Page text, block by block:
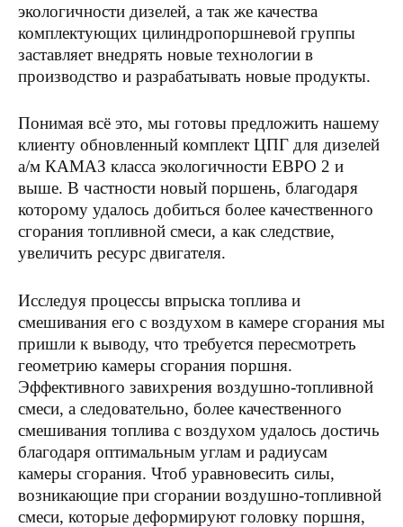
экологичности дизелей, а так же качества
комплектующих цилиндропоршневой группы
заставляет внедрять новые технологии в
производство и разрабатывать новые продукты.
Понимая всё это, мы готовы предложить нашему
клиенту обновленный комплект ЦПГ для дизелей
а/м КАМАЗ класса экологичности ЕВРО 2 и
выше. В частности новый поршень, благодаря
которому удалось добиться более качественного
сгорания топливной смеси, а как следствие,
увеличить ресурс двигателя.
Исследуя процессы впрыска топлива и
смешивания его с воздухом в камере сгорания мы
пришли к выводу, что требуется пересмотреть
геометрию камеры сгорания поршня.
Эффективного завихрения воздушно-топливной
смеси, а следовательно, более качественного
смешивания топлива с воздухом удалось достичь
благодаря оптимальным углам и радиусам
камеры сгорания. Чтоб уравновесить силы,
возникающие при сгорании воздушно-топливной
смеси, которые деформируют головку поршня,